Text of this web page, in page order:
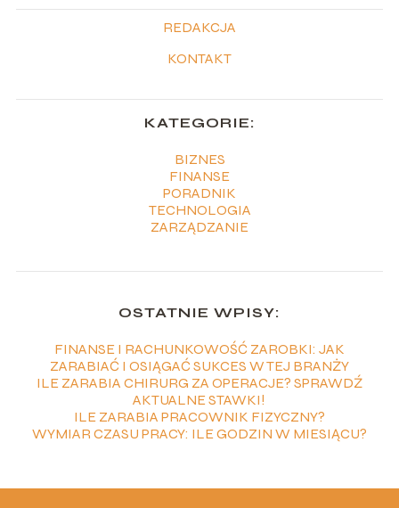
REDAKCJA
KONTAKT
KATEGORIE:
BIZNES
FINANSE
PORADNIK
TECHNOLOGIA
ZARZĄDZANIE
OSTATNIE WPISY:
FINANSE I RACHUNKOWOŚĆ ZAROBKI: JAK
ZARABIAĆ I OSIĄGAĆ SUKCES W TEJ BRANŻY
ILE ZARABIA CHIRURG ZA OPERACJE? SPRAWDŹ
AKTUALNE STAWKI!
ILE ZARABIA PRACOWNIK FIZYCZNY?
WYMIAR CZASU PRACY: ILE GODZIN W MIESIĄCU?